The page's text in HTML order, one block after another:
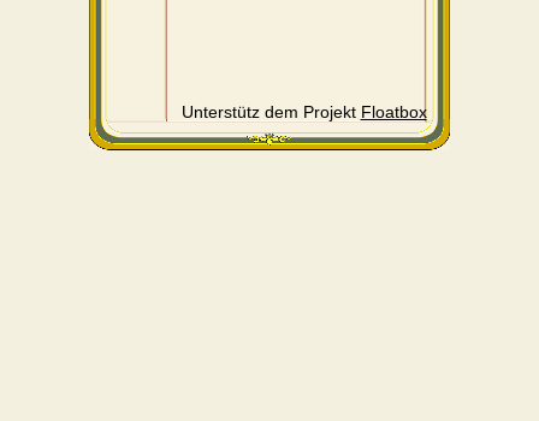
Unterstütz dem Projekt Floatbox